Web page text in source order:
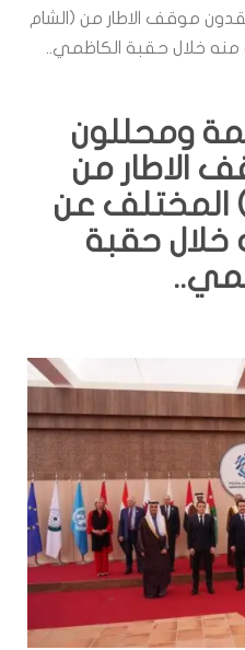
موقف الاطار من (الشام
خلال حقبة الكاظمي..
ومحللون
الاطار من
المختلف عن
حقبة